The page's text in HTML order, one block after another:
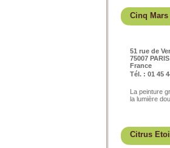
Cinq Mars
51 rue de
75007 PARIS
France
Tél. : 01 45
La peinture
la lumière
Citrus